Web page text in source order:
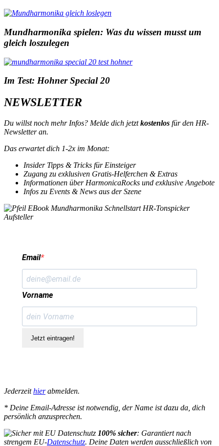
Mundharmonika spielen: Was du wissen musst um
gleich loszulegen
Im Test: Hohner Special 20
NEWSLETTER
Du willst noch mehr Infos? Melde dich jetztkostenlos für den HR-
Newsletter an.
Das erwartet dich 1-2x im Monat:
Insider Tipps & Tricks für Einsteiger
Zugang zu exklusiven Gratis-Helferchen & Extras
Informationen über HarmonicaRocks und exklusive Angebote
Infos zu Events & News aus der Szene
Email
Vorname
Jetzt eintragen!
Jederzeithierabmelden.
* Deine Email-Adresse ist notwendig, der Name ist dazu da, dich
persönlich anzusprechen.
100% sicher: Garantiert nach
strengem EU-Datenschutz. Deine Daten werden ausschließlich von